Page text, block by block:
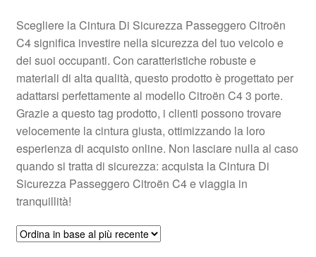
Spedizione in tutto il mondo
Termini e condizioni
Scegliere la Cintura Di Sicurezza Passeggero Citroën
C4 significa investire nella sicurezza del tuo veicolo e
dei suoi occupanti. Con caratteristiche robuste e
materiali di alta qualità, questo prodotto è progettato per
adattarsi perfettamente al modello Citroën C4 3 porte.
Grazie a questo tag prodotto, i clienti possono trovare
velocemente la cintura giusta, ottimizzando la loro
esperienza di acquisto online. Non lasciare nulla al caso
quando si tratta di sicurezza: acquista la Cintura Di
Sicurezza Passeggero Citroën C4 e viaggia in
tranquillità!